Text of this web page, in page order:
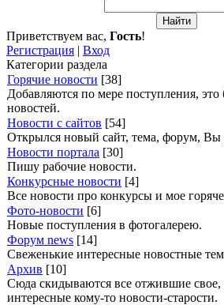
Приветствуем вас, Гость!
Регистрация | Вход
Категории раздела
Горячие новости [38]
Добавляются по мере поступления,
новостей.
Новости с сайтов [54]
Открылся новый сайт, тема, форум, Вы
Новости портала [30]
Пишу рабочие новости.
Конкурсные новости [4]
Все новости про конкурсы и мое
Фото-новости [6]
Новые поступления в фотогалерею.
Форум news [14]
Свеженькие интересные новостные
Архив [10]
Сюда скидываются все отжившие
интересные кому-то новости-старости.